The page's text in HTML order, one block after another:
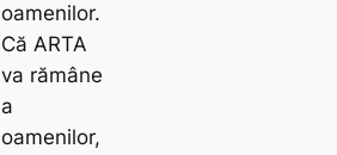
oamenilor.
Că ARTA
va rămâne
a
oamenilor,